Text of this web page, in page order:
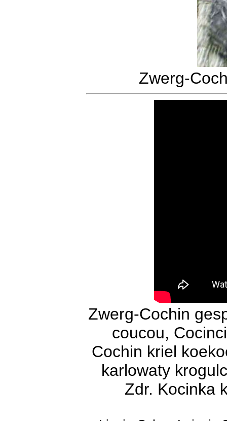
Zwerg-
Zwerg-Cochin
coucou,
Cochin kriel
karlowaty
Zdr. Kocinka